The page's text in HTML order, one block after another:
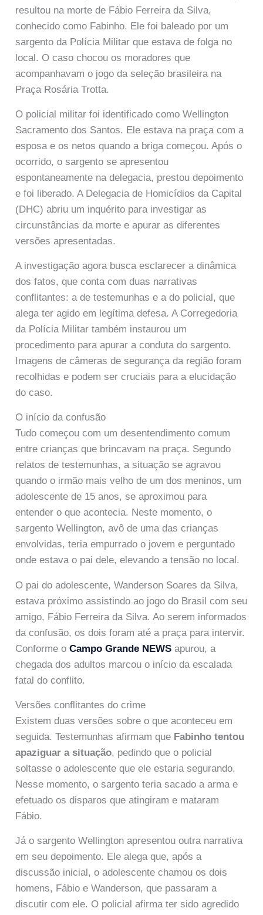
resultou na morte de Fábio Ferreira da Silva,
conhecido como Fabinho. Ele foi baleado por um
sargento da Polícia Militar que estava de folga no
local. O caso chocou os moradores que
acompanhavam o jogo da seleção brasileira na
Praça Rosária Trotta.
O policial militar foi identificado como Wellington
Sacramento dos Santos. Ele estava na praça com a
esposa e os netos quando a briga começou. Após o
ocorrido, o sargento se apresentou
espontaneamente na delegacia, prestou depoimento
e foi liberado. A Delegacia de Homicídios da Capital
(DHC) abriu um inquérito para investigar as
circunstâncias da morte e apurar as diferentes
versões apresentadas.
A investigação agora busca esclarecer a dinâmica
dos fatos, que conta com duas narrativas
conflitantes: a de testemunhas e a do policial, que
alega ter agido em legítima defesa. A Corregedoria
da Polícia Militar também instaurou um
procedimento para apurar a conduta do sargento.
Imagens de câmeras de segurança da região foram
recolhidas e podem ser cruciais para a elucidação
do caso.
O início da confusão
Tudo começou com um desentendimento comum
entre crianças que brincavam na praça. Segundo
relatos de testemunhas, a situação se agravou
quando o irmão mais velho de um dos meninos, um
adolescente de 15 anos, se aproximou para
entender o que acontecia. Neste momento, o
sargento Wellington, avô de uma das crianças
envolvidas, teria empurrado o jovem e perguntado
onde estava o pai dele, elevando a tensão no local.
O pai do adolescente, Wanderson Soares da Silva,
estava próximo assistindo ao jogo do Brasil com seu
amigo, Fábio Ferreira da Silva. Ao serem informados
da confusão, os dois foram até a praça para intervir.
Conforme oCampo Grande NEWS apurou, a
chegada dos adultos marcou o início da escalada
fatal do conflito.
Versões conflitantes do crime
Existem duas versões sobre o que aconteceu em
seguida. Testemunhas afirmam que Fabinho tentou
apaziguar a situação, pedindo que o policial
soltasse o adolescente que ele estaria segurando.
Nesse momento, o sargento teria sacado a arma e
efetuado os disparos que atingiram e mataram
Fábio.
Já o sargento Wellington apresentou outra narrativa
em seu depoimento. Ele alega que, após a
discussão inicial, o adolescente chamou os dois
homens, Fábio e Wanderson, que passaram a
discutir com ele. O policial afirma ter sido agredido